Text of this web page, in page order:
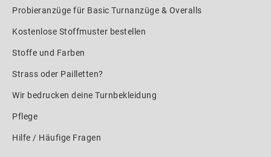
Probieranzüge für Basic Turnanzüge & Overalls
Kostenlose Stoffmuster bestellen
Stoffe und Farben
Strass oder Pailletten?
Wir bedrucken deine Turnbekleidung
Pflege
Hilfe / Häufige Fragen